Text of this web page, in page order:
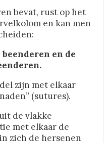
bevat, rust op het
en kan men
en de
zijn met elkaar
(sutures).
de vlakke
met elkaar de
zich de hersenen